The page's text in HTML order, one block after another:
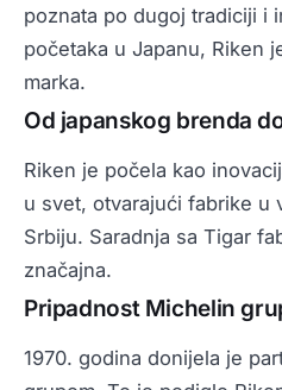
poznata po dugoj tradiciji i
početaka u Japanu, Riken
marka.
Od japanskog brenda
Riken je počela kao
u svet, otvarajući fabrike u
Srbiju. Saradnja sa Tigar
značajna.
Pripadnost Michelin
1970. godina donijela je